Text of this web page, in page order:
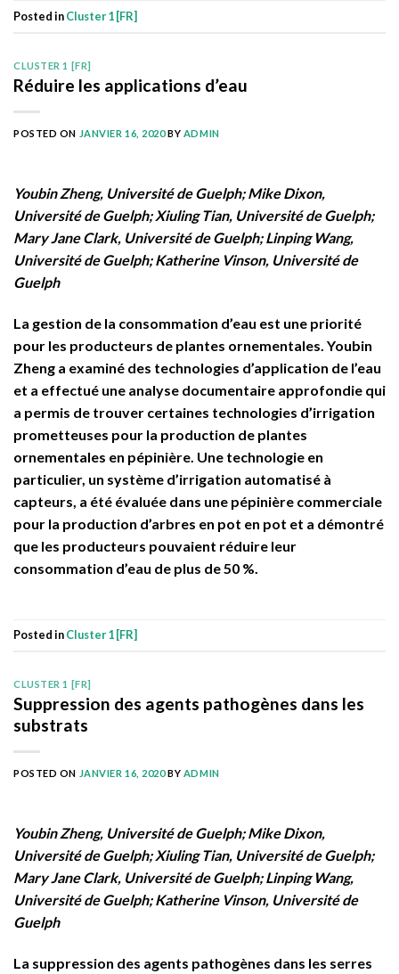
Posted inCluster 1 [FR]
CLUSTER 1 [FR]
Réduire les applications d’eau
POSTED ON JANVIER 16, 2020BY ADMIN
Youbin Zheng, Université de Guelph; Mike Dixon,
Université de Guelph; Xiuling Tian, Université de Guelph;
Mary Jane Clark, Université de Guelph; Linping Wang,
Université de Guelph; Katherine Vinson, Université de
Guelph
La gestion de la consommation d’eau est une priorité
pour les producteurs de plantes ornementales. Youbin
Zheng a examiné des technologies d’application de l’eau
et a effectué une analyse documentaire approfondie qui
a permis de trouver certaines technologies d’irrigation
prometteuses pour la production de plantes
ornementales en pépinière. Une technologie en
particulier, un système d’irrigation automatisé à
capteurs, a été évaluée dans une pépinière commerciale
pour la production d’arbres en pot en pot et a démontré
que les producteurs pouvaient réduire leur
consommation d’eau de plus de 50 %.
Posted inCluster 1 [FR]
CLUSTER 1 [FR]
Suppression des agents pathogènes dans les
substrats
POSTED ON JANVIER 16, 2020BY ADMIN
Youbin Zheng, Université de Guelph; Mike Dixon,
Université de Guelph; Xiuling Tian, Université de Guelph;
Mary Jane Clark, Université de Guelph; Linping Wang,
Université de Guelph; Katherine Vinson, Université de
Guelph
La suppression des agents pathogènes dans les serres